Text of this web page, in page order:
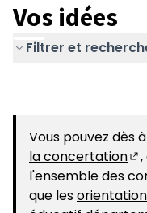
Vos idées
Filtrer et
Vous pouvez dès
la concertation
l'ensemble des
que les